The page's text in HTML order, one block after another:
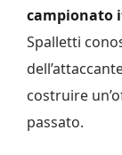
campionato
Spalletti
costruire
passato.